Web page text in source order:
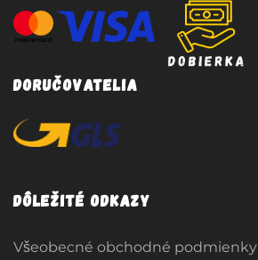
Doručovatelia
Dôležité odkazy
Všeobecné obchodné podmienky